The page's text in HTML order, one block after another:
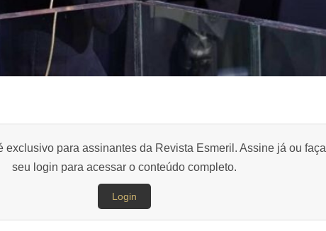
exclusivo para assinantes da Revista Esmeril. Assine já ou faça
seu login para acessar o conteúdo completo.
Login